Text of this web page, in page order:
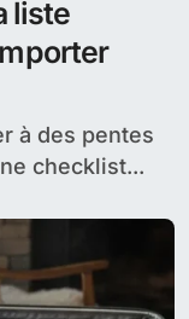
liste
checklist...